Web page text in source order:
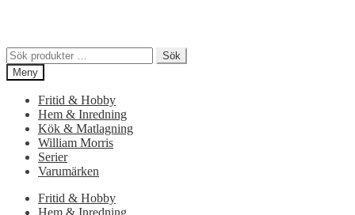
Sök
efter:
Sök
Meny
Fritid & Hobby
Hem & Inredning
Kök & Matlagning
William Morris
Serier
Varumärken
Fritid & Hobby
Hem & Inredning